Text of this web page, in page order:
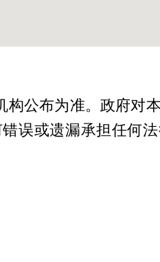
公布为准。政府对
误或遗漏承担任何